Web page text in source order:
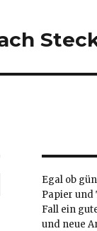
SUCHENEgal ob
Papier
Fall ein
und neue